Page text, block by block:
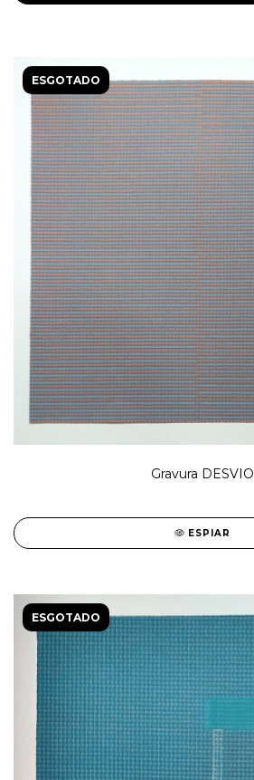
ESGOTADO
Gravura DESVIO
ESPIAR
ESGOTADO